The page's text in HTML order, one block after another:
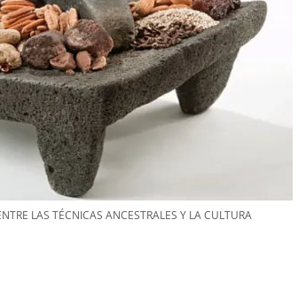
LAS TÉCNICAS ANCESTRALES Y LA CULTURA